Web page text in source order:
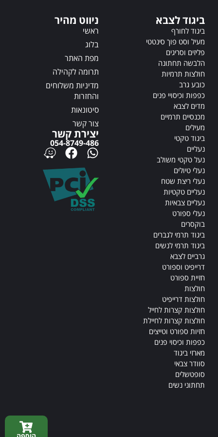
v
ביגוד לצבא
ביגוד לחורף
מעיל וסט פוך סינטטי
פליזים וסריגים
הלבשה תחתונה
חולצות תרמיות
כובע גרב
כפפות וכיסויי פנים
מדים לצבא
מכנסיים תרמיים
מעילים
ביגוד טקטי
נעליים
נעל טקטי משולב
נעלי טיולים
נעלי ריצת שטח
נעליים טקטיות
נעליים צבאיות
נעלי ספורט
בוקסרים
ביגוד תרמי לגברים
ביגוד תרמי לנשים
גרביים לצבא
דרייפיט וספורט
חזיית ספורט
חולצות
חולצות דרייפיט
חולצות קצרות לחייל
חולצות קצרות לחיילת
חזיות ספורט וטייצים
כפפות וכיסוי פנים
מארזי ביגוד
סוודר צבאי
סופטשלים
תחתוני נשים
ניווט מהיר
ראשי
בלוג
מפת האתר
תרומה לקהילה
מדיניות משלוחים
והחזרות
סיטונאות
צור קשר
יצירת קשר
054-8749-486